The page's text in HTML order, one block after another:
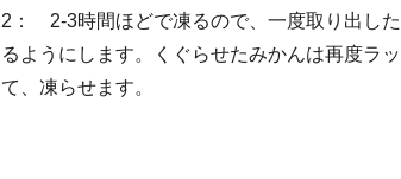
2： 2-3時間ほどで凍るので、一度取り出し
るようにします。くぐらせたみかんは再度ラ
て、凍らせます。